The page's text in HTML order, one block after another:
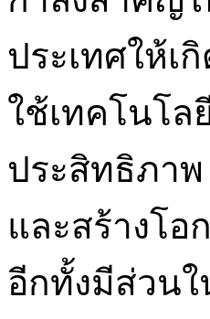
ประเทศให้เ
ใช้เทคโนโล
ประสิทธิภา
และสร้างโอ
อีกทั้งมีส่วน